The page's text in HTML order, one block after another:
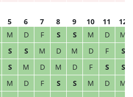
5 6 7 8 9 10 11
12
M D F S S M D
M
S S M D M D F
S
S M D M D F S
S
M D F S S M D
M